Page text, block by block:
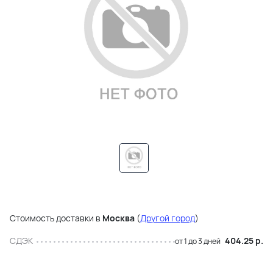
Стоимость доставки в Москва (Другой город)
СДЭК
от 1 до 3 дней 404.25 р.